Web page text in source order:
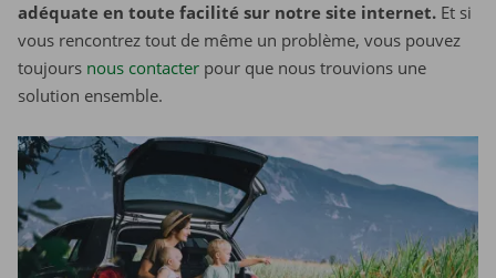
adéquate en toute facilité sur notre site internet. Et si
vous rencontrez tout de même un problème, vous pouvez
toujours nous contacter pour que nous trouvions une
solution ensemble.